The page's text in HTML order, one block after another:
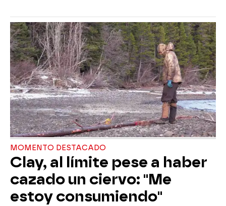
MOMENTO DESTACADO
Clay, al límite pese a haber
cazado un ciervo: "Me
estoy consumiendo"